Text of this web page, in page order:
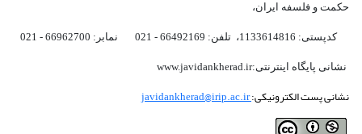
حکمت و فلسفه ایران،‌
کدپستی: 1133614816، تلفن: 66492169 - 021 نمابر: 66962700 - 021
نشانی پایگاه اینترنتی:www.javidankherad.ir
نشانی پست الکترونیکی:javidankherad@irip.ac.ir